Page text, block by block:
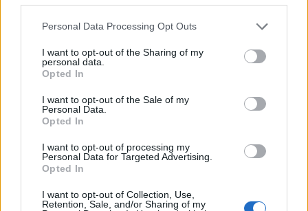
Please note that this website/app uses one or more Google
not limited to your visit or usage behaviour. You may click to
grant or deny consent to Google and its third-party tags to
use your data for below specified purposes in below Google
consent section.
Personal Data Processing Opt Outs
I want to opt-out of the Sharing of my
personal data.
Opted In
I want to opt-out of the Sale of my
Personal Data.
Opted In
I want to opt-out of processing my
Personal Data for Targeted Advertising.
Opted In
I want to opt-out of Collection, Use,
Retention, Sale, and/or Sharing of my
3,03
Julho de
$
3,21
$ 2,92 $ 3,47 6%
Agosto de
$
3,69
$ 3,25 $ 4,02 15%
Setembro
de 2022
4,10
$ 3,52 $ 4,83 11%
de 2022
4,34